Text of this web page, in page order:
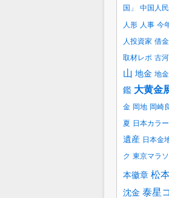
国」 中国人
人形 人事 今
人投資家 借金
取材レポ 古
山 地金 地
鑑 大黄金
金 岡地 岡崎
夏 日本カラ
遺産 日本金
ク 東京マラ
本徽章 松
沈金 泰星